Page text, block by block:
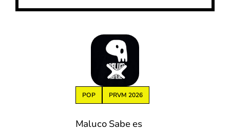
POP PRVM 2026
Maluco Sabe es